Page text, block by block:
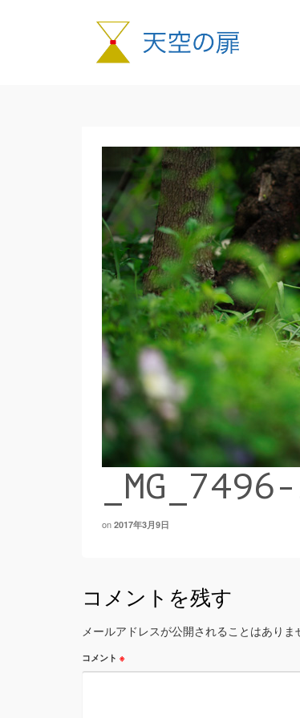
on 2017年3月9日
コメントを残す
メールアドレスが公開されることはありま
コメント ※